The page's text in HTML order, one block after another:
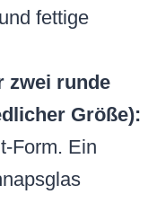
fettige
zwei runde
Größe):
Form. Ein